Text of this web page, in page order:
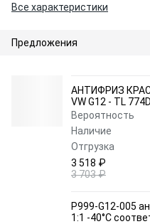
Все характеристики
Предложения
АНТИФРИЗ
VW G12 - TL
Вероятность
Наличие
Отгрузка
3 518 ₽
3 703 ₽
P999-G12-005
1:1 -40°C